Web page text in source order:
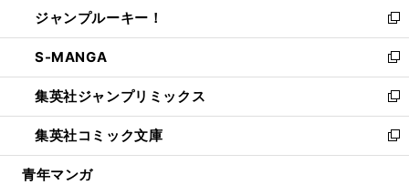
く
で
開
く
ド
ウ
で
開
く
ィ
ン
ド
ウ
で
開
く
い
ウ
ィ
ン
ド
ウ
で
開
ジャンプルーキー！
新
し
い
ウ
ィ
ン
ド
ウ
S-MANGA
新
し
い
ウ
ィ
ン
集英社ジャンプリミックス
新
し
い
ウ
集英社コミック文庫
新
し
青年マンガ